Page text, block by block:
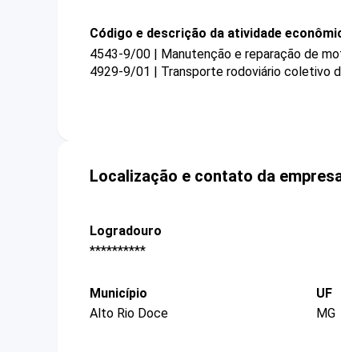
Código e descrição da atividade
4543-9/00 | Manutenção e reparação de
4929-9/01 | Transporte rodoviário coletivo
Localização e contato da
Logradouro
**********
Município
Alto Rio Doce
UF
MG